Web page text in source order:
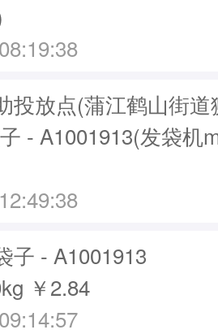
投放点(蒲江鹤山街
- A1001913(发袋机
子 - A1001913
￥2.84